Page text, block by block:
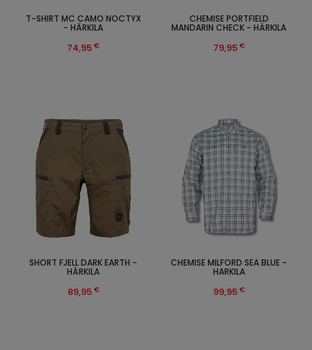
CHEMISE MILFORD SEA BLUE -
HARKILA
99,95 €
SHORT FJELL DARK EARTH -
HÄRKILA
89,95 €
CHEMISE PORTFIELD
MANDARIN CHECK - HÄRKILA
79,95 €
T-SHIRT MC CAMO NOCTYX
- HÄRKILA
74,95 €